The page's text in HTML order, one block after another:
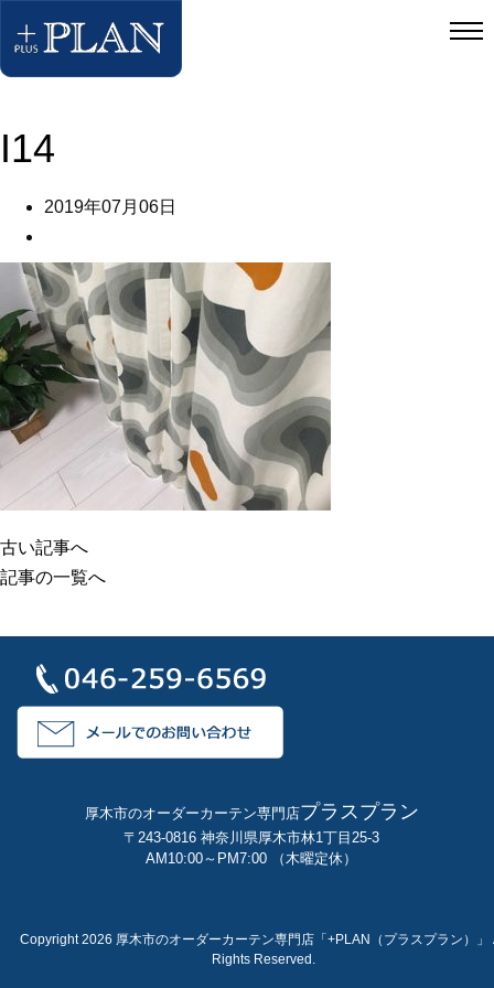
I14
2019年07月06日
古い記事へ
記事の一覧へ
厚木市のオーダーカーテン専門店プラスプラン
〒243-0816 神奈川県厚木市林1丁目25-3
AM10:00～PM7:00 （木曜定休）
Copyright 2026 厚木市のオーダーカーテン専門店「+PLAN（プラスプラン）」
Rights Reserved.